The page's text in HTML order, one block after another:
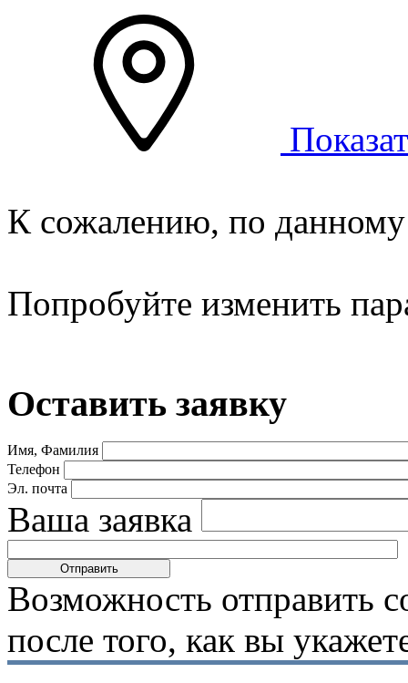
К сожалению, по данному
Попробуйте изменить
Оставить заявку
Имя, Фамилия
Телефон
Эл. почта
Ваша заявка
Возможность отправить
после того, как вы